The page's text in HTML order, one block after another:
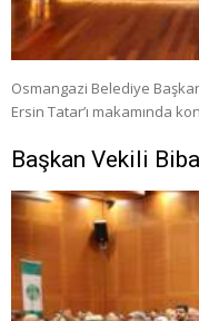
Osmangazi Belediye
Ersin Tatar’ı makamında
Başkan Vekili